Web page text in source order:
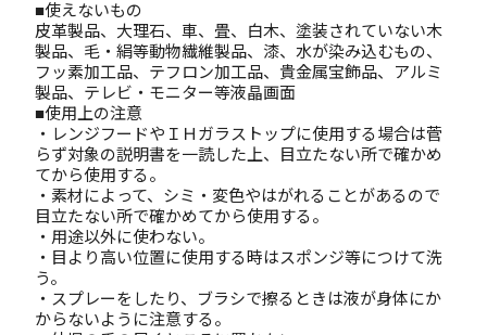
■使えないもの
皮革製品、大理石、車、畳、白木、塗装されていない木
製品、毛・絹等動物繊維製品、漆、水が染み込むもの、
フッ素加工品、テフロン加工品、貴金属宝飾品、アルミ
製品、テレビ・モニター等液晶画面
■使用上の注意
・レンジフードやＩＨガラストップに使用する場合は菅
らず対象の説明書を一読した上、目立たない所で確かめ
てから使用する。
・素材によって、シミ・変色やはがれることがあるので
目立たない所で確かめてから使用する。
・用途以外に使わない。
・目より高い位置に使用する時はスポンジ等につけて洗
う。
・スプレーをしたり、ブラシで擦るときは液が身体にか
からないように注意する。